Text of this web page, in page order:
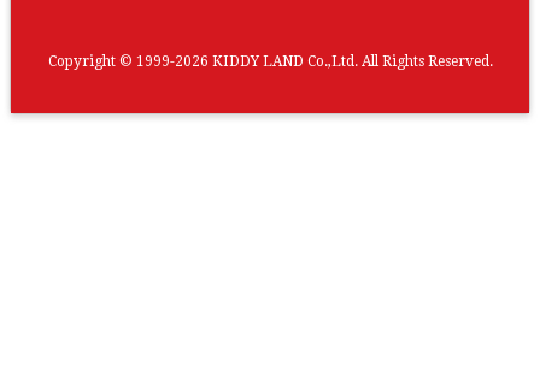
Copyright © 1999-2026 KIDDY LAND Co.,Ltd. All Rights Reserved.